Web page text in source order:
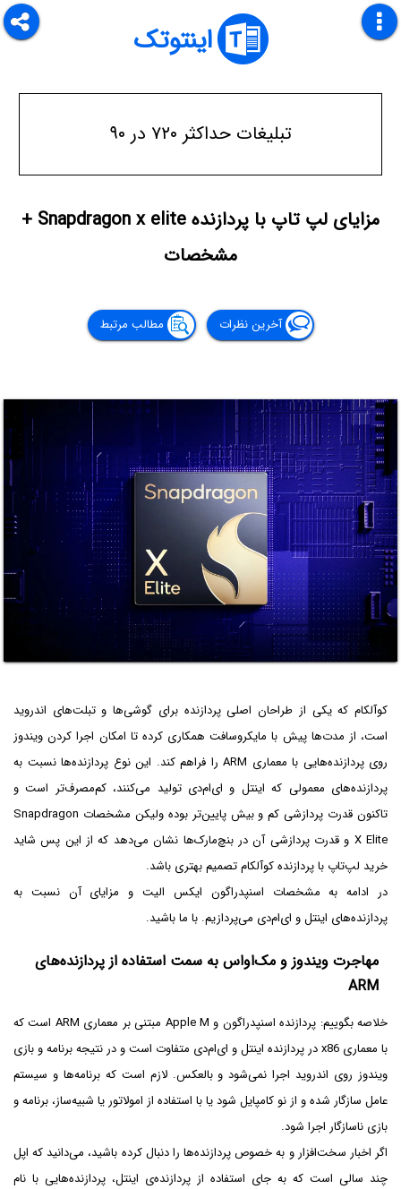
اینتوتک
تبلیغات حداکثر ۷۲۰ در ۹۰
مزایای لپ تاپ با پردازنده Snapdragon x elite +
مشخصات
آخرین نظرات مطالب مرتبط
کوآلکام که یکی از طراحان اصلی پردازنده برای گوشی‌ها و تبلت‌های اندروید
است، از مدت‌ها پیش با مایکروسافت همکاری کرده تا امکان اجرا کردن ویندوز
روی پردازنده‌هایی با معماری ARM را فراهم کند. این نوع پردازنده‌ها نسبت به
پردازنده‌های معمولی که اینتل و ای‌ام‌دی تولید می‌کنند، کم‌مصرف‌تر است و
تاکنون قدرت پردازشی کم و بیش پایین‌تر بوده ولیکن مشخصات Snapdragon
X Elite و قدرت پردازشی آن در بنچ‌مارک‌ها نشان می‌دهد که از این پس شاید
خرید لپ‌تاپ با پردازنده کوآلکام تصمیم بهتری باشد.
در ادامه به مشخصات اسنپدراگون ایکس الیت و مزایای آن نسبت به
پردازنده‌های اینتل و ای‌ام‌دی می‌پردازیم. با ما باشید.
مهاجرت ویندوز و مک‌او‌اس به سمت استفاده از پردازنده‌های
ARM
خلاصه بگوییم: پردازنده اسنپدراگون و Apple M مبتنی بر معماری ARM است که
با معماری x86 در پردازنده اینتل و ای‌ام‌دی متفاوت است و در نتیجه برنامه و بازی
ویندوز روی اندروید اجرا نمی‌شود و بالعکس. لازم است که برنامه‌ها و سیستم
عامل سازگار شده و از نو کامپایل شود یا با استفاده از امولاتور یا شبیه‌ساز، برنامه و
بازی ناسازگار اجرا شود.
اگر اخبار سخت‌افزار و به خصوص پردازنده‌ها را دنبال کرده باشید، می‌دانید که اپل
چند سالی است که به جای استفاده از پردازنده‌ی اینتل، پردازنده‌هایی با نام